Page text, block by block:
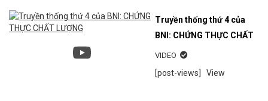
Truyền thống thứ 4 của
BNI: CHỨNG THỰC CHẤT
LƯỢNG
VIDEO
[post-views] View